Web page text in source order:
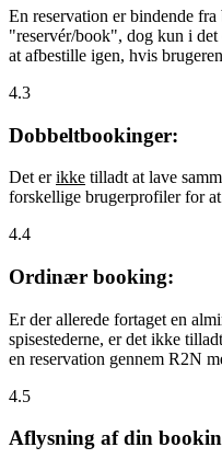
En reservation er bindende
"reservér/book", dog kun i
at afbestille igen, hvis
4.3
Dobbeltbookinger:
Det erikke tilladt at lave
forskellige brugerprofiler for
4.4
Ordinær booking:
Er der allerede fortaget en
spisestederne, er det ikke
en reservation gennem R2N
4.5
Aflysning af din